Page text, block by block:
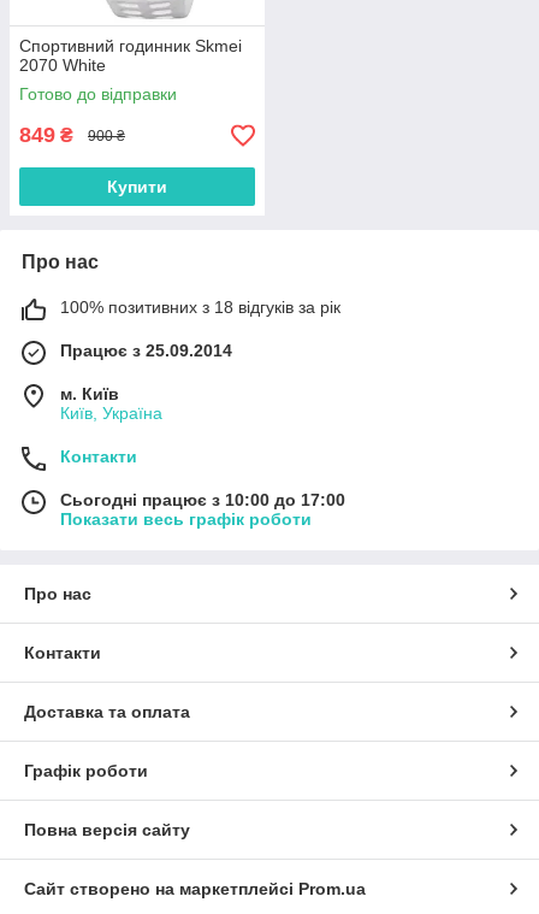
Спортивний годинник Skmei
2070 White
Готово до відправки
849 ₴ 900 ₴
Купити
Про нас
100% позитивних з 18 відгуків за рік
Працює з 25.09.2014
м. Київ
Київ, Україна
Контакти
Сьогодні працює з 10:00 до 17:00
Показати весь графік роботи
Про нас
Контакти
Доставка та оплата
Графік роботи
Повна версія сайту
Сайт створено на маркетплейсі Prom.ua